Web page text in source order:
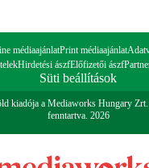
médiaajánlatPrint médiaajánlat
Hirdetési ászfElőfizetői ászf
Süti beállítások
kiadója a Mediaworks Hungary
fenntartva. 2026